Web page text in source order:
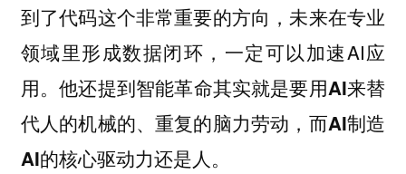
到了代码这个非常重要的方向，未来在专业
领域里形成数据闭环，一定可以加速AI应
用。他还提到智能革命其实就是要用AI来替
代人的机械的、重复的脑力劳动，而AI制造
AI的核心驱动力还是人。